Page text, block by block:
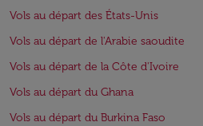
Vols au départ des États-Unis
Vols au départ de l'Arabie saoudite
Vols au départ de la Côte d'Ivoire
Vols au départ du Ghana
Vols au départ du Burkina Faso